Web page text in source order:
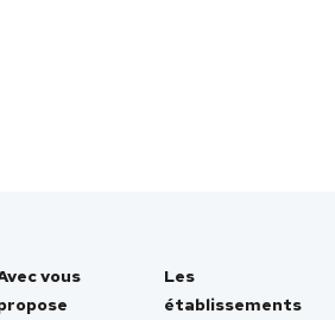
vous
Les
établissements